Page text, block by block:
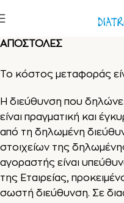
ΑΠΟΣΤΟΛΕΣ
Το κόστος μεταφοράς
H διεύθυνση που
είναι πραγματική και
από τη δηλωμένη
στοιχείων της
αγοραστής είναι
της Εταιρείας,
σωστή διεύθυνση. Σε